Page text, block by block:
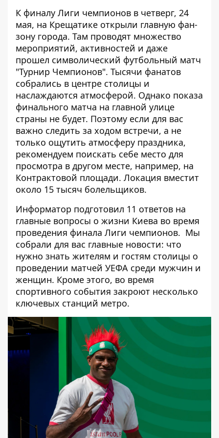
К финалу Лиги чемпионов в четверг, 24
мая, на Крещатике открыли главную фан-
зону города. Там проводят множество
мероприятий, активностей и даже
прошел символический футбольный матч
"Турнир Чемпионов". Тысячи фанатов
собрались в центре столицы и
наслаждаются атмосферой. Однако показа
финального матча на главной улице
страны не будет. Поэтому если для вас
важно следить за ходом встречи, а не
только ощутить атмосферу праздника,
рекомендуем поискать себе место для
просмотра в другом месте, например, на
Контрактовой площади. Локация вместит
около 15 тысяч болельщиков.
Информатор подготовил 11 ответов на
главные вопросы о жизни Киева во время
проведения финала Лиги чемпионов. Мы
собрали для вас главные новости: что
нужно знать жителям и гостям столицы о
проведении матчей УЕФА среди мужчин и
женщин. Кроме этого, во время
спортивного события закроют несколько
ключевых станций метро.